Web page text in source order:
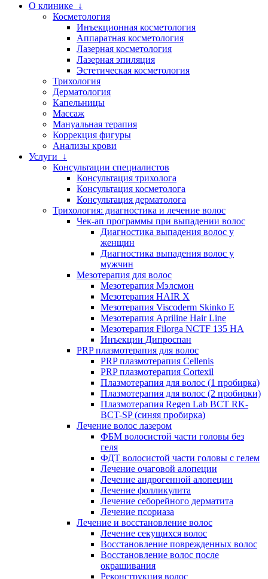
О клинике ↓
Косметология
Инъекционная косметология
Аппаратная косметология
Лазерная косметология
Лазерная эпиляция
Эстетическая косметология
Трихология
Дерматология
Капельницы
Массаж
Мануальная терапия
Коррекция фигуры
Анализы крови
Услуги ↓
Консультации специалистов
Консультация трихолога
Консультация косметолога
Консультация дерматолога
Трихология: диагностика и лечение волос
Чек-ап программы при выпадении волос
Диагностика выпадения волос у
женщин
Диагностика выпадения волос у
мужчин
Мезотерапия для волос
Мезотерапия Мэлсмон
Мезотерапия HAIR X
Мезотерапия Viscoderm Skinko E
Мезотерапия Apriline Hair Line
Мезотерапия Filorga NCTF 135 HA
Инъекции Дипроспан
PRP плазмотерапия для волос
PRP плазмотерапия Cellenis
PRP плазмотерапия Cortexil
Плазмотерапия для волос (1 пробирка)
Плазмотерапия для волос (2 пробирки)
Плазмотерапия Regen Lab BCT RK-
BCT-SP (синяя пробирка)
Лечение волос лазером
ФБМ волосистой части головы без
геля
ФДТ волосистой части головы с гелем
Лечение очаговой алопеции
Лечение андрогенной алопеции
Лечение фолликулита
Лечение себорейного дерматита
Лечение псориаза
Лечение и восстановление волос
Лечение секущихся волос
Восстановление поврежденных волос
Восстановление волос после
окрашивания
Реконструкция волос